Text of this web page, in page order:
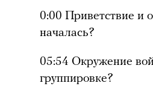
0:00 Приветствие и
началась?
05:54 Окружение
группировке?